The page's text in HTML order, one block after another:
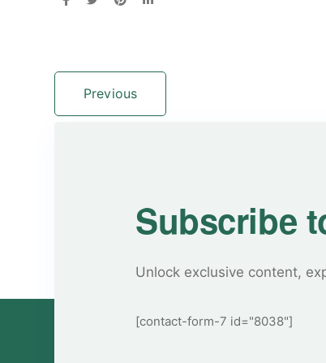
Previous
Subscribe
Unlock exclusive content,
[contact-form-7 id="8038"]